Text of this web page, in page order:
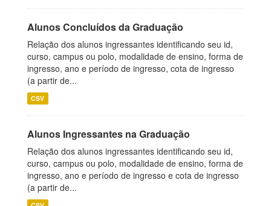
Alunos Concluídos da Graduação
Relação dos alunos ingressantes identificando seu id,
curso, campus ou polo, modalidade de ensino, forma de
ingresso, ano e período de ingresso, cota de ingresso
(a partir de...
CSV
Alunos Ingressantes na Graduação
Relação dos alunos ingressantes identificando seu id,
curso, campus ou polo, modalidade de ensino, forma de
ingresso, ano e período de ingresso e cota de ingresso
(a partir de...